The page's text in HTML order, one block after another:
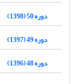
دوره 50 (1398)
دوره 49 (1397)
دوره 48 (1396)